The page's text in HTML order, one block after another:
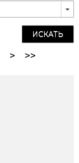
ИСКАТЬ
> >>